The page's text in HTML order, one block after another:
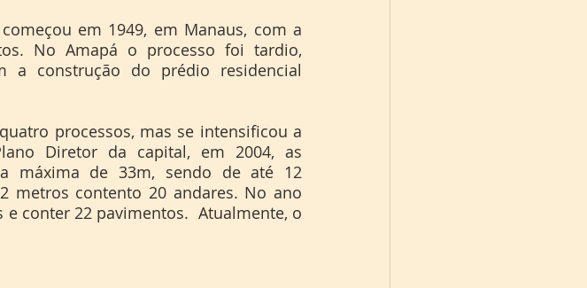
No Amapá o processo foi tardio,
a construção do prédio residencial
Diretor da capital, em 2004, as
máxima de 33m, sendo de até 12
metros contento 20 andares. No ano
conter 22 pavimentos.  Atualmente, o